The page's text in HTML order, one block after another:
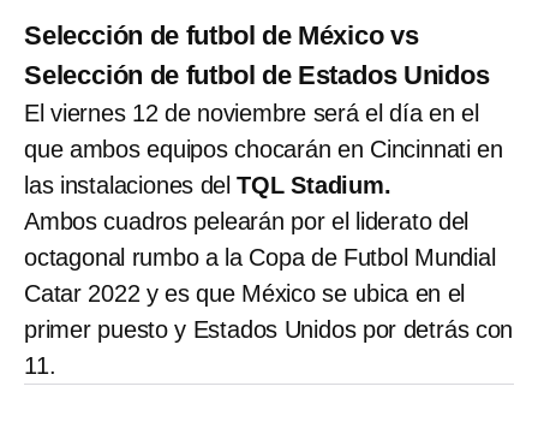
Selección de futbol de México vs
Selección de futbol de Estados Unidos
El viernes 12 de noviembre será el día en el
que ambos equipos chocarán en Cincinnati en
las instalaciones del TQL Stadium.
Ambos cuadros pelearán por el liderato del
octagonal rumbo a la Copa de Futbol Mundial
Catar 2022 y es que México se ubica en el
primer puesto y Estados Unidos por detrás con
11.